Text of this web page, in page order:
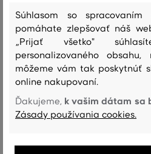
Súhlasom so
pomáhate zlepšovať náš
„Prijať všetko"
personalizovaného
môžeme vám tak poskytnúť
online nakupovaní.
Ďakujeme, k vašim dátam sa
Zásady používania cookies.